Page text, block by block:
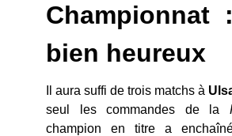
Championnat
bien heureux
Il aura suffi de trois matchs à
seul les commandes de la
champion en titre a